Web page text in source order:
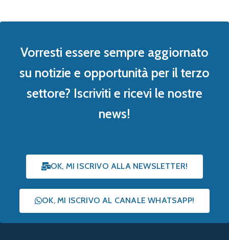
Vorresti essere sempre aggiornato
su notizie e opportunità per il terzo
settore? Iscriviti e ricevi le nostre
news!
OK, MI ISCRIVO ALLA NEWSLETTER!
OK, MI ISCRIVO AL CANALE WHATSAPP!